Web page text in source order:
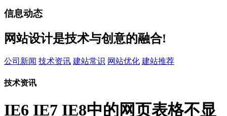
信息动态
网站设计是技术与创意的融合!
公司新闻 技术资讯 建站常识 网站优化 建站推荐
技术资讯
IE6 IE7 IE8中的网页表格不显